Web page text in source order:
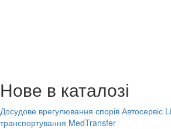
Нове в каталозі
Досудове врегулювання спорів Автосервіс
транспортування MedTransfer